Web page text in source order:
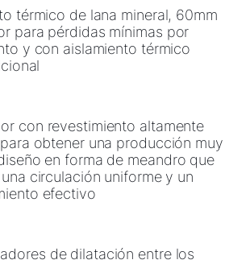
térmico de lana mineral, 60mm
para pérdidas mínimas por
y con aislamiento térmico
con revestimiento altamente
obtener una producción muy
en forma de meandro que
circulación uniforme y un
efectivo
de dilatación entre los